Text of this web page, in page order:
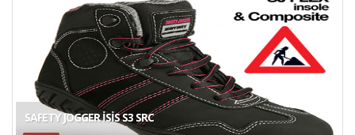
SAFETY JOGGER İSIS S3 SRC